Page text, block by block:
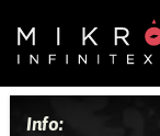
Info: